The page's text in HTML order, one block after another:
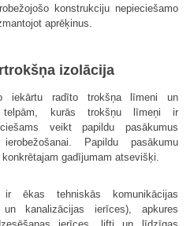
konstrukciju nepieciešamo
aprēķinus.
izolācija
iekārtu radīto trokšņa līmeni un
telpām, kurās trokšņu līmeņi ir
veikt papildu pasākumus
Papildu pasākumu
gadījumam atsevišķi.
ēkas tehniskās komunikācijas
kanalizācijas ierīces), apkures